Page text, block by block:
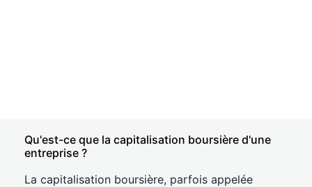
Qu'est-ce que la capitalisation boursière d'une
entreprise ?
La capitalisation boursière, parfois appelée